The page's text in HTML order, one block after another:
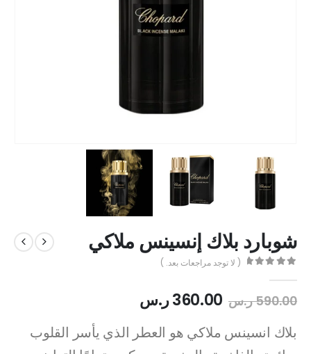
شوبارد بلاك إنسينس ملاكي
( لا توجد مراجعات بعد. )
590.00ر.س 360.00ر.س
بلاك انسينس ملاكي هو العطر الذي يأسر القلوب